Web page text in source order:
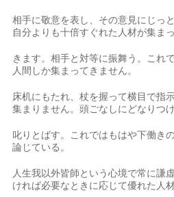
相手に敬意を表し、その意見にじっ
自分よりも十倍すぐれた人材が集ま
きます。相手と対等に振舞う。これ
人間しか集まってきません。
床机にもたれ、杖を握って横目で指
集まりません。頭ごなしにどなりつけ
叱りとばす。これではもはや下働き
論じている。
人生我以外皆師という心境で常に謙
ければ必要なときに応じて優れた人